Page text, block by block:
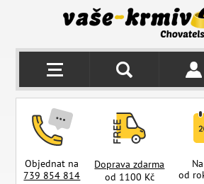
Objednat na
739 854 814
Doprava zdarma
od 1100 Kč
od